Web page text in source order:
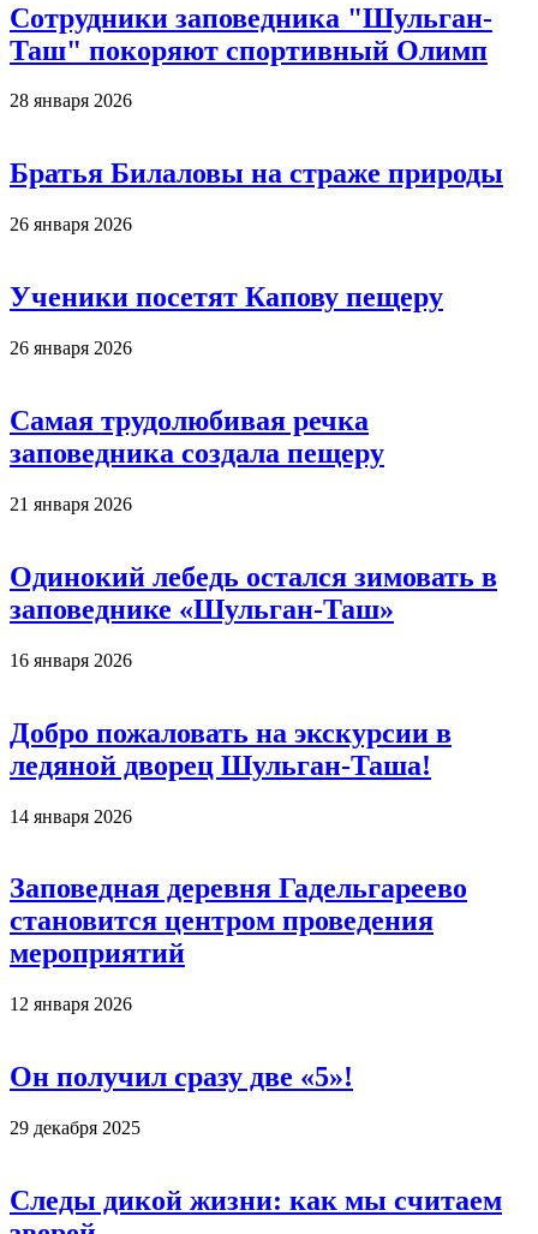
Сотрудники заповедника "Шульган-
Таш" покоряют спортивный Олимп
28 января 2026
Братья Билаловы на страже природы
26 января 2026
Ученики посетят Капову пещеру
26 января 2026
Самая трудолюбивая речка
заповедника создала пещеру
21 января 2026
Одинокий лебедь остался зимовать в
заповеднике «Шульган-Таш»
16 января 2026
Добро пожаловать на экскурсии в
ледяной дворец Шульган-Таша!
14 января 2026
Заповедная деревня Гадельгареево
становится центром проведения
мероприятий
12 января 2026
Он получил сразу две «5»!
29 декабря 2025
Следы дикой жизни: как мы считаем